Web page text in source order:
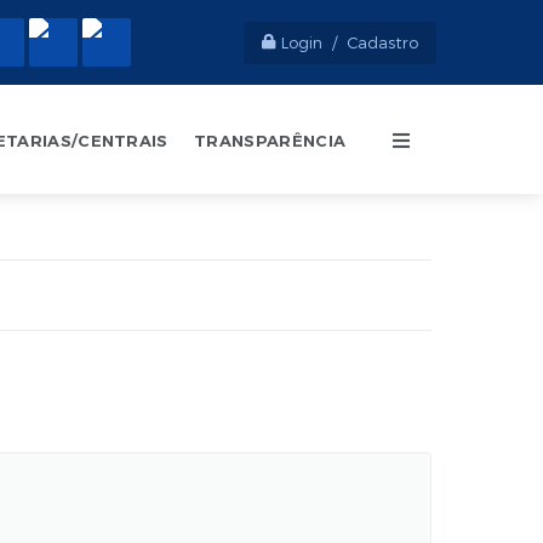
Login / Cadastro
CENTRAIS TRANSPARÊNCIA